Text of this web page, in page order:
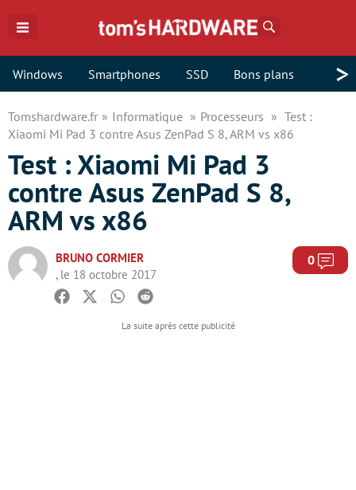
Windows Smartphones SSD Bons plans >
Tomshardware.fr Informatique Processeurs
Test :
Xiaomi Mi Pad 3 contre Asus ZenPad S 8, ARM vs x86
Test : Xiaomi Mi Pad 3
contre Asus ZenPad S 8,
ARM vs x86
BRUNO CORMIER
, le 18 octobre 2017
0
Facebook
TwitterWhatsapp
Reddit